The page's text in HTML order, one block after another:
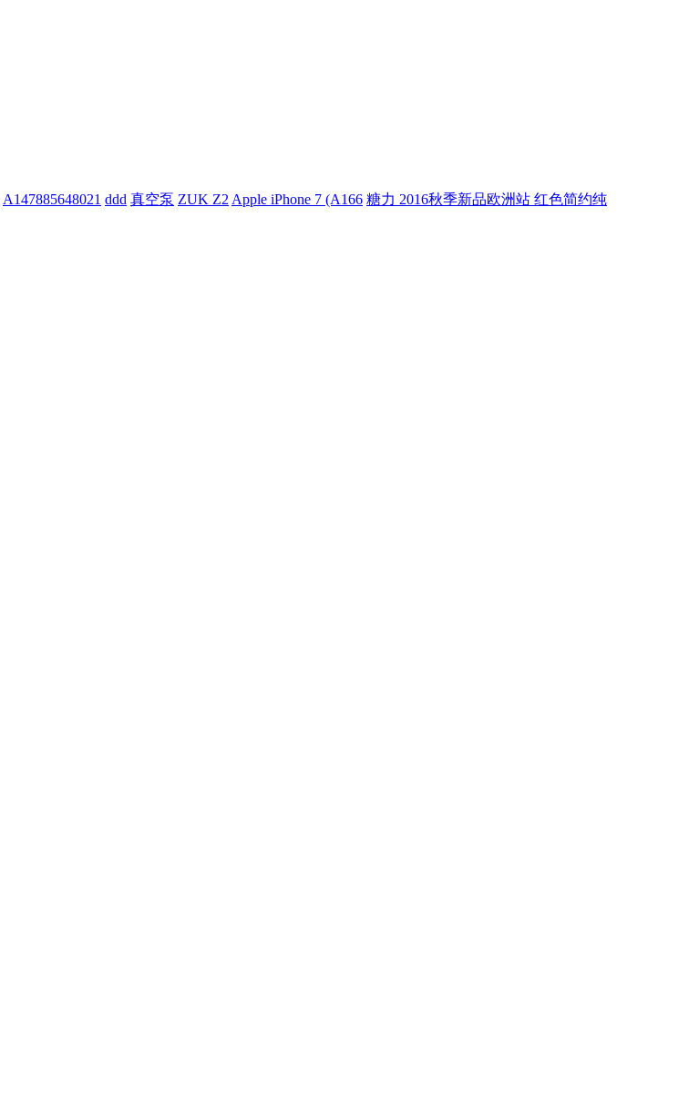
A147885648021 ddd 真空泵 ZUK Z2 Apple iPhone 7 (A166 糖力 2016秋季新品欧洲站 红色简约纯